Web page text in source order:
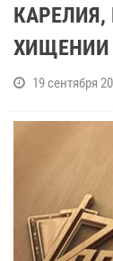
КАРЕЛИЯ,
ХИЩЕНИИ
19 сентября